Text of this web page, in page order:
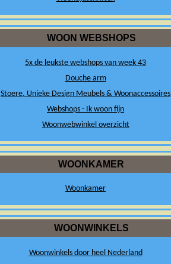
WOON WEBSHOPS
5x de leukste webshops van week 43
Douche arm
Stoere, Unieke Design Meubels & Woonaccessoires
Webshops - Ik woon fijn
Woonwebwinkel overzicht
WOONKAMER
Woonkamer
WOONWINKELS
Woonwinkels door heel Nederland